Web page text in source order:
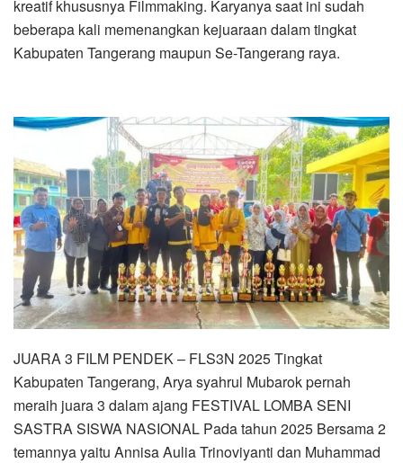
kreatif khususnya Filmmaking. Karyanya saat ini sudah
beberapa kali memenangkan kejuaraan dalam tingkat
Kabupaten Tangerang maupun Se-Tangerang raya.
JUARA 3 FILM PENDEK – FLS3N 2025 Tingkat
Kabupaten Tangerang, Arya syahrul Mubarok pernah
meraih juara 3 dalam ajang FESTIVAL LOMBA SENI
SASTRA SISWA NASIONAL Pada tahun 2025 Bersama 2
temannya yaitu Annisa Aulia Trinoviyanti dan Muhammad